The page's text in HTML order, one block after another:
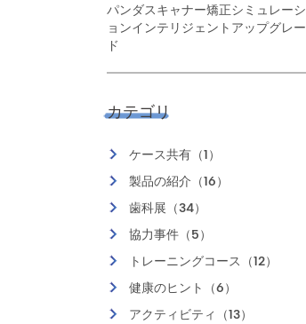
パンダスキャナー矯正シミュレーシ
ョンインテリジェントアップグレー
ド
カテゴリ
ケース共有（1）
製品の紹介（16）
歯科展（34）
協力事件（5）
トレーニングコース（12）
健康のヒント（6）
アクティビティ（13）